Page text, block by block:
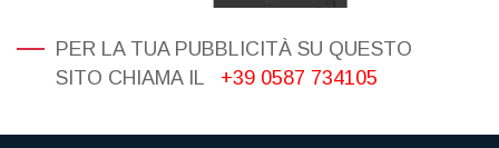
PER LA TUA PUBBLICITÀ SU QUESTO
SITO CHIAMA IL
+39 0587 734105